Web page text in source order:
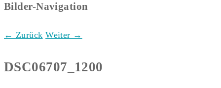
Bilder-Navigation
← Zurück Weiter →
DSC06707_1200